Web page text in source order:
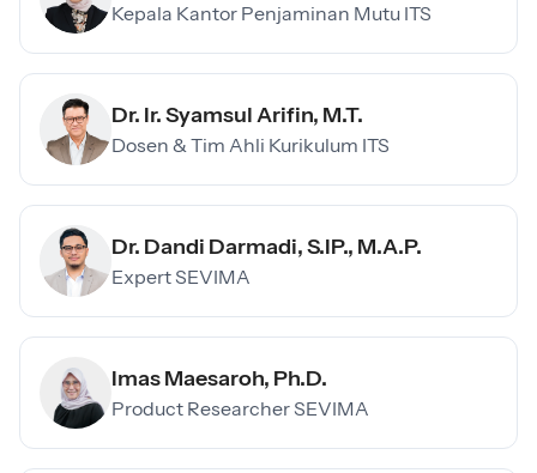
Kepala Kantor Penjaminan Mutu ITS
Dr. Ir. Syamsul Arifin, M.T.
Dosen & Tim Ahli Kurikulum ITS
Dr. Dandi Darmadi, S.IP., M.A.P.
Expert SEVIMA
Imas Maesaroh, Ph.D.
Product Researcher SEVIMA